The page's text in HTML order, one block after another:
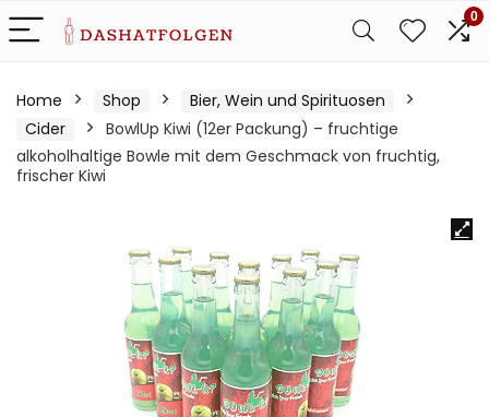
0
Home Shop
Bier, Wein und Spirituosen
Cider
BowlUp Kiwi (12er Packung) – fruchtige
alkoholhaltige Bowle mit dem Geschmack von fruchtig,
frischer Kiwi